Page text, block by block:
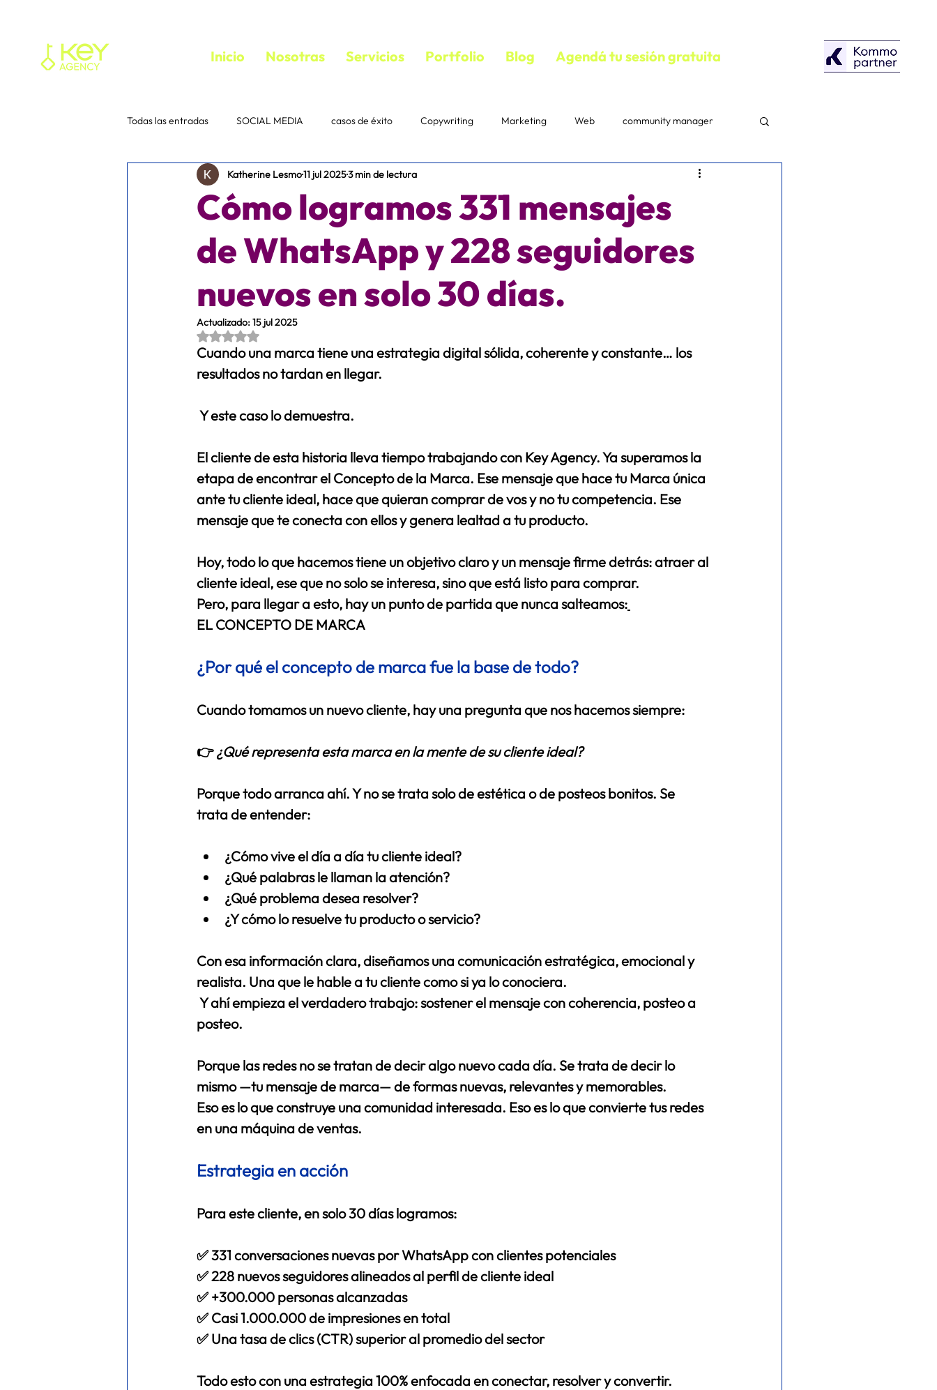
Inicio Nosotras Servicios Portfolio Blog Agendá tu sesión gratuita
Todas las entradas SOCIAL MEDIA casos de éxito Copywriting Marketing Web community manager
Tu comunidad Consejos para bloguear VIDEOS
media buyer trafficker facebook ads diseño ecommerce IA
META ADS FITNESS
Cómo logramos 331 mensajes
de WhatsApp y 228 seguidores
nuevos en solo 30 días.
Katherine Lesmo11 jul 20253 min de lectura
Actualizado:15 jul 2025
Obtuvo NaN de 5 estrellas.
Cuando una marca tiene una estrategia digital sólida, coherente y constante… los
resultados no tardan en llegar.
Y este caso lo demuestra.
El cliente de esta historia lleva tiempo trabajando con Key Agency. Ya superamos la
etapa de encontrar el Concepto de la Marca. Ese mensaje que hace tu Marca única
ante tu cliente ideal, hace que quieran comprar de vos y no tu competencia. Ese
mensaje que te conecta con ellos y genera lealtad a tu producto.
Hoy, todo lo que hacemos tiene un objetivo claro y un mensaje firme detrás: atraer al
cliente ideal, ese que no solo se interesa, sino que está listo para comprar.
Pero, para llegar a esto, hay un punto de partida que nunca salteamos:
EL CONCEPTO DE MARCA
¿Por qué el concepto de marca fue la base de todo?
Cuando tomamos un nuevo cliente, hay una pregunta que nos hacemos siempre:
👉 ¿Qué representa esta marca en la mente de su cliente ideal?
Porque todo arranca ahí. Y no se trata solo de estética o de posteos bonitos. Se
trata de entender:
¿Cómo vive el día a día tu cliente ideal?
¿Qué palabras le llaman la atención?
¿Qué problema desea resolver?
¿Y cómo lo resuelve tu producto o servicio?
Con esa información clara, diseñamos una comunicación estratégica, emocional y
realista. Una que le hable a tu cliente como si ya lo conociera.
Y ahí empieza el verdadero trabajo: sostener el mensaje con coherencia, posteo a
posteo.
Porque las redes no se tratan de decir algo nuevo cada día. Se trata de decir lo
mismo —tu mensaje de marca— de formas nuevas, relevantes y memorables.
Eso es lo que construye una comunidad interesada. Eso es lo que convierte tus redes
en una máquina de ventas.
Estrategia en acción
Para este cliente, en solo 30 días logramos:
✅ 331 conversaciones nuevas por WhatsApp con clientes potenciales
✅ 228 nuevos seguidores alineados al perfil de cliente ideal
✅ +300.000 personas alcanzadas
✅ Casi 1.000.000 de impresiones en total
✅ Una tasa de clics (CTR) superior al promedio del sector
Todo esto con una estrategia 100% enfocada en conectar, resolver y convertir.